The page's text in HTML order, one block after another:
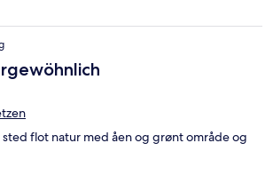
flot natur med åen og grønt område og